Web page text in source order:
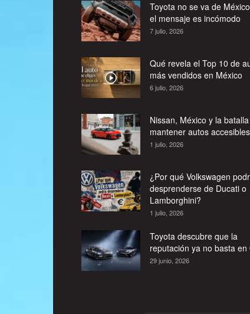
Toyota no se va de
el mensaje es incómodo
7 julio, 2026
Qué revela el Top 10 de
más vendidos en México
6 julio, 2026
Nissan, México y la
mantener autos accesibles
1 julio, 2026
¿Por qué Volkswagen
desprenderse de Ducati o
Lamborghini?
1 julio, 2026
Toyota descubre que la
reputación ya no basta en
29 junio, 2026